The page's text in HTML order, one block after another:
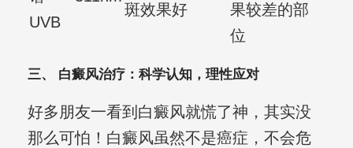
UVB
斑效果好
果较差的部
位
三、 白癜风治疗：科学认知，理性应对
好多朋友一看到白癜风就慌了神，其实没
那么可怕！白癜风虽然不是癌症，不会危